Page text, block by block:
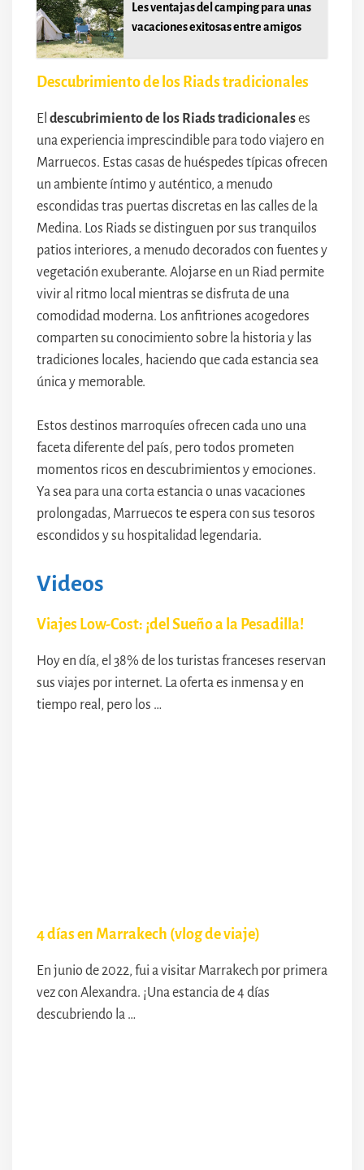
Les ventajas del camping para unas
vacaciones exitosas entre amigos
Descubrimiento de los Riads tradicionales
El descubrimiento de los Riads tradicionaleses
una experiencia imprescindible para todo viajero en
Marruecos. Estas casas de huéspedes típicas ofrecen
un ambiente íntimo y auténtico, a menudo
escondidas tras puertas discretas en las calles de la
Medina. Los Riads se distinguen por sus tranquilos
patios interiores, a menudo decorados con fuentes y
vegetación exuberante. Alojarse en un Riad permite
vivir al ritmo local mientras se disfruta de una
comodidad moderna. Los anfitriones acogedores
comparten su conocimiento sobre la historia y las
tradiciones locales, haciendo que cada estancia sea
única y memorable.
Estos destinos marroquíes ofrecen cada uno una
faceta diferente del país, pero todos prometen
momentos ricos en descubrimientos y emociones.
Ya sea para una corta estancia o unas vacaciones
prolongadas, Marruecos te espera con sus tesoros
escondidos y su hospitalidad legendaria.
Videos
Viajes Low-Cost: ¡del Sueño a la Pesadilla!
Hoy en día, el 38% de los turistas franceses reservan
sus viajes por internet. La oferta es inmensa y en
tiempo real, pero los …
4 días en Marrakech (vlog de viaje)
En junio de 2022, fui a visitar Marrakech por primera
vez con Alexandra. ¡Una estancia de 4 días
descubriendo la …